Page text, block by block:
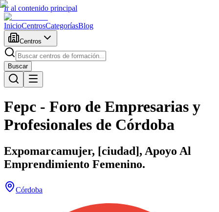
Ir al contenido principal
InicioCentrosCategoríasBlog
Centros
Buscar
Fepc - Foro de Empresarias y
Profesionales de Córdoba
Expomarcamujer, [ciudad], Apoyo Al
Emprendimiento Femenino.
Córdoba